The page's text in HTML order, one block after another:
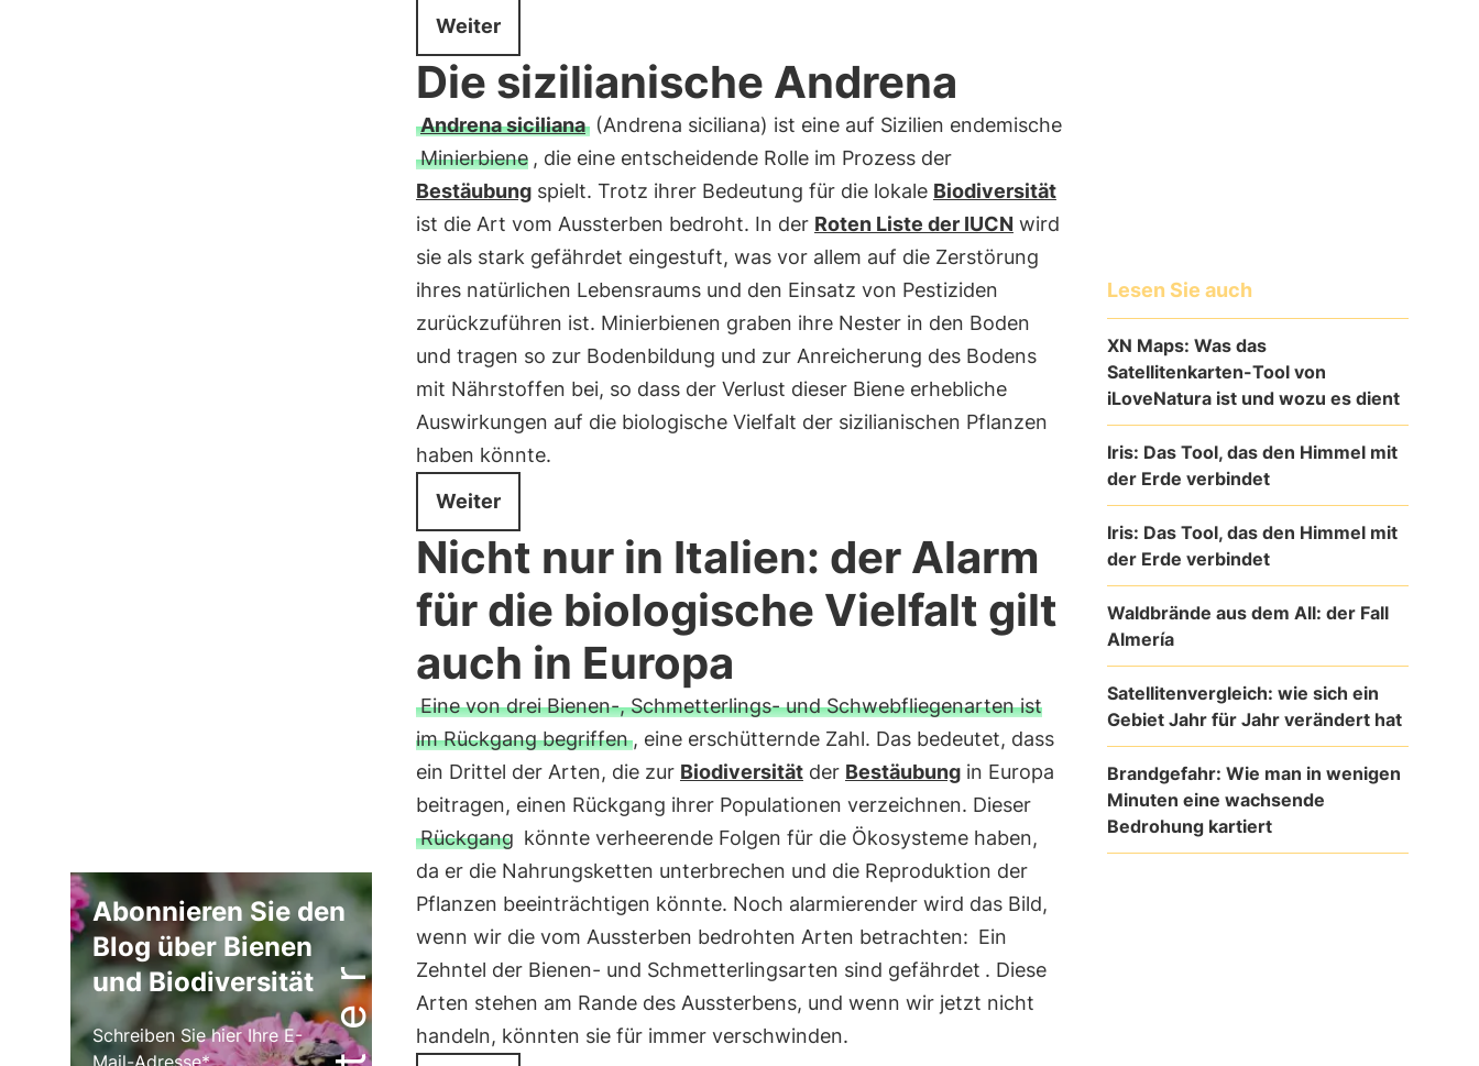
Abonnieren Sie den
Blog über Bienen
und Biodiversität
Schreiben Sie hier Ihre E-
Weiter
Die sizilianische Andrena
Andrena siciliana(Andrena siciliana) ist eine auf Sizilien endemische
Minierbiene , die eine entscheidende Rolle im Prozess der
Bestäubungspielt. Trotz ihrer Bedeutung für die lokale Biodiversität
ist die Art vom Aussterben bedroht. In der Roten Liste der IUCN wird
sie als stark gefährdet eingestuft, was vor allem auf die Zerstörung
ihres natürlichen Lebensraums und den Einsatz von Pestiziden
zurückzuführen ist. Minierbienen graben ihre Nester in den Boden
und tragen so zur Bodenbildung und zur Anreicherung des Bodens
mit Nährstoffen bei, so dass der Verlust dieser Biene erhebliche
Auswirkungen auf die biologische Vielfalt der sizilianischen Pflanzen
haben könnte.
Weiter
Nicht nur in Italien: der Alarm
für die biologische Vielfalt gilt
auch in Europa
Eine von drei Bienen-, Schmetterlings- und Schwebfliegenarten ist
im Rückgang begriffen, eine erschütternde Zahl. Das bedeutet, dass
ein Drittel der Arten, die zur Biodiversitätder Bestäubungin Europa
beitragen, einen Rückgang ihrer Populationen verzeichnen. Dieser
Rückgang könnte verheerende Folgen für die Ökosysteme haben,
da er die Nahrungsketten unterbrechen und die Reproduktion der
Pflanzen beeinträchtigen könnte. Noch alarmierender wird das Bild,
wenn wir die vom Aussterben bedrohten Arten betrachten: Ein
Zehntel der Bienen- und Schmetterlingsarten sind gefährdet . Diese
Arten stehen am Rande des Aussterbens, und wenn wir jetzt nicht
handeln, könnten sie für immer verschwinden.
Lesen Sie auch
XN Maps: Was das
Satellitenkarten-Tool von
iLoveNatura ist und wozu es dient
Iris: Das Tool, das den Himmel mit
der Erde verbindet
Iris: Das Tool, das den Himmel mit
der Erde verbindet
Waldbrände aus dem All: der Fall
Almería
Satellitenvergleich: wie sich ein
Gebiet Jahr für Jahr verändert hat
Brandgefahr: Wie man in wenigen
Minuten eine wachsende
Bedrohung kartiert